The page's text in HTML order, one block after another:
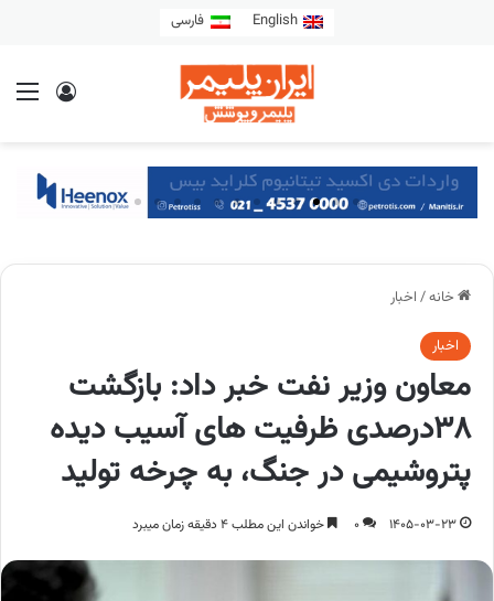
English فارسی
خانه/ اخبار
اخبار
معاون وزیر نفت خبر داد: بازگشت
۳۸درصدی ظرفیت‌ های آسیب دیده
پتروشیمی در جنگ، به چرخه تولید
1405-03-23
0 خواندن این مطلب 4 دقیقه زمان میبرد